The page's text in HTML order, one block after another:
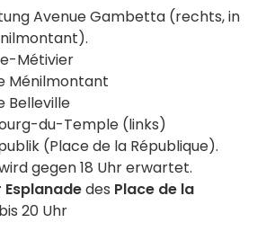
Avenue Gambetta (rechts, in
Métivier
Ménilmontant
Belleville
du-Temple (links)
(Place de la République).
gegen 18 Uhr erwartet.
des Place de la
bis 20 Uhr